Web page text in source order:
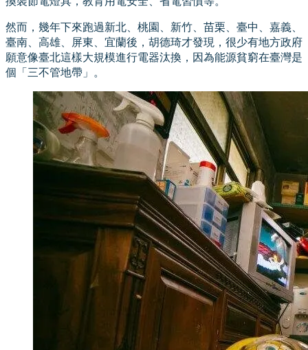
然而，幾年下來跑過新北、桃園、新竹、苗栗、臺中、嘉義、
臺南、高雄、屏東、宜蘭後，胡德琦才發現，很少有地方政府
願意像臺北這樣大規模進行電器汰換，因為能源貧窮在臺灣是
個「三不管地帶」。